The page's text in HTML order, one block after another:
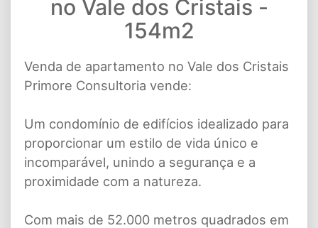
no Vale dos Cristais -
154m2
Venda de apartamento no Vale dos Cristais
Primore Consultoria vende:
Um condomínio de edifícios idealizado para
proporcionar um estilo de vida único e
incomparável, unindo a segurança e a
proximidade com a natureza.
Com mais de 52.000 metros quadrados em